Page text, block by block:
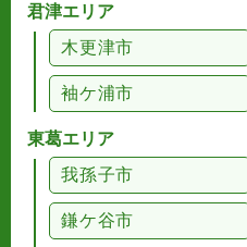
君津エリア
木更津市
袖ケ浦市
東葛エリア
我孫子市
鎌ケ谷市